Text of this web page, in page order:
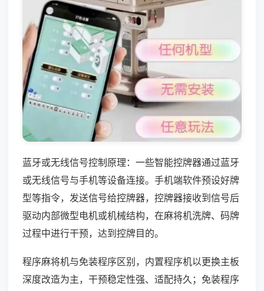
蓝牙或无线信号控制原理：一些智能控牌器通过蓝牙
或无线信号与手机等设备连接。手机端软件预设好牌
型等指令，发送信号给控牌器，控牌器接收到信号后
驱动内部微型电机或机械结构，在麻将机洗牌、码牌
过程中进行干预，达到控牌目的。
程序麻将机与免装程序区别，内置程序机以更换主板
深度改造为主，干预稳定性强、适配持久；免装程序